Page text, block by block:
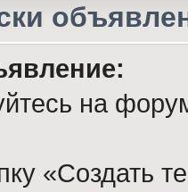
на
«Создать